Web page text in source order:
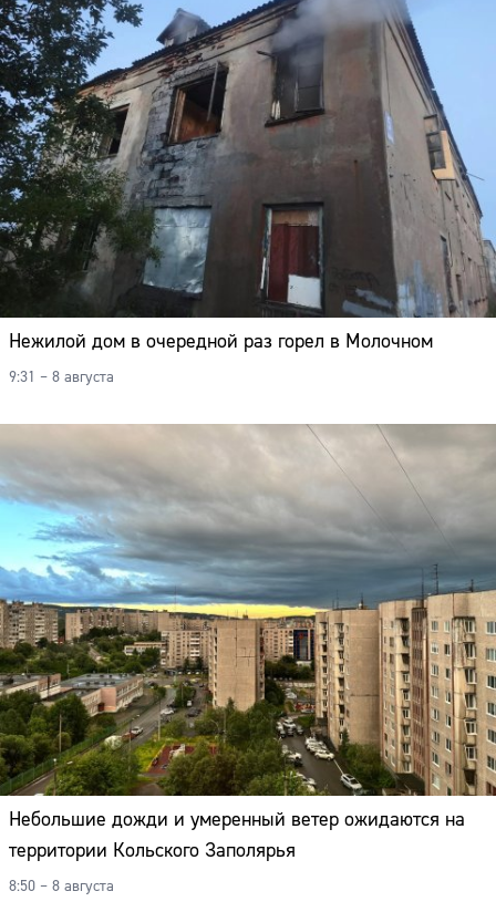
Нежилой дом в очередной раз горел в Молочном
9:31 – 8 августа
Небольшие дожди и умеренный ветер ожидаются на
территории Кольского Заполярья
8:50 – 8 августа